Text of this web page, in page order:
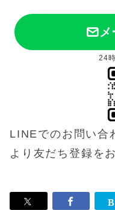
24
LINEでのお問い合
より友だち登録を